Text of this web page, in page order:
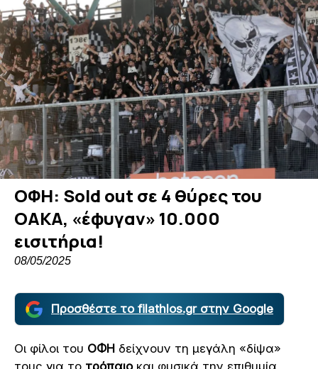
ΟΦΗ: Sold out σε 4 θύρες του
ΟΑΚΑ, «έφυγαν» 10.000
εισιτήρια!
08/05/2025
Προσθέστε το filathlos.gr στην Google
Οι φίλοι του ΟΦΗ δείχνουν τη μεγάλη «δίψα»